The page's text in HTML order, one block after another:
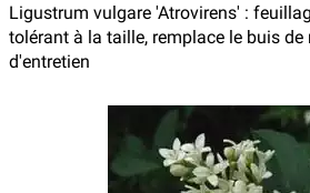
Ligustrum vulgare 'Atrovirens' :
tolérant à la taille, remplace le buis
d'entretien